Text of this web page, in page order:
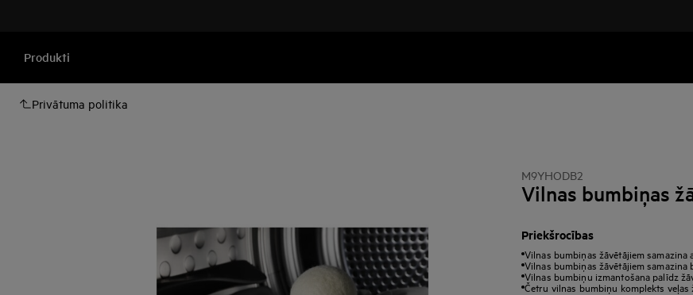
Produkti
Privātuma politika
M9YHODB2
Vilnas bumbiņas
Priekšrocības
Vilnas bumbiņas žāvētājiem
Vilnas bumbiņas žāvētājiem
Vilnas bumbiņu izmantošana palīdz
Četru vilnas bumbiņu komplekts veļas